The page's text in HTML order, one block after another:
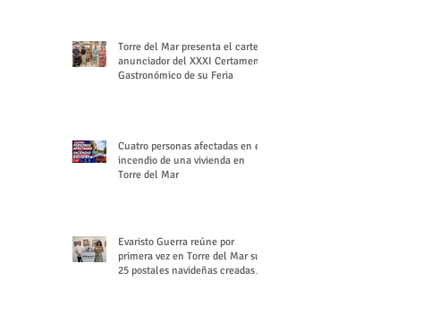
Torre del Mar presenta el cartel
anunciador del XXXI Certamen
Gastronómico de su Feria
Cuatro personas afectadas en el
incendio de una vivienda en
Torre del Mar
Evaristo Guerra reúne por
primera vez en Torre del Mar sus
25 postales navideñas creadas